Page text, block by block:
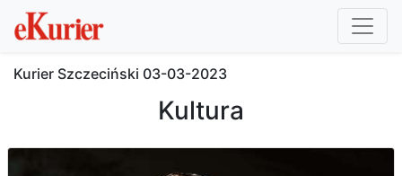
Kurier Szczeciński 03-03-2023
Kultura